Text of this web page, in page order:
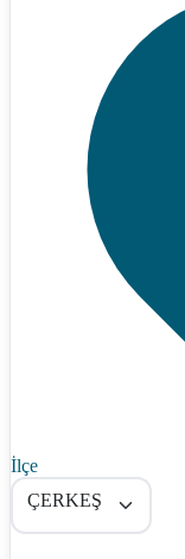
İlçe
ÇERKEŞ